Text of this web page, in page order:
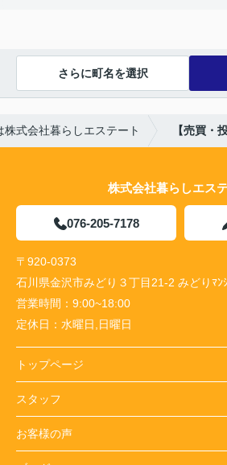
さらに町名を選択
式会社暮らしエステート 【売買・
株式会社暮らしエス
076-205-7178
〒920-0373
石川県金沢市みどり３丁目21-2 みどりﾏﾝ
営業時間： 9:00~18:00
定休日： 水曜日,日曜日
トップページ
スタッフ
お客様の声